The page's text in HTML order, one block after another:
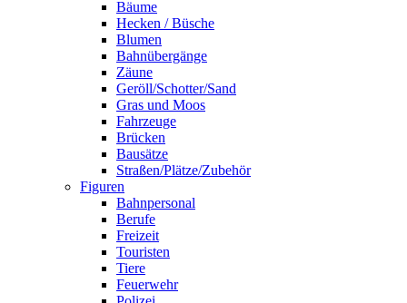
Bäume
Hecken / Büsche
Blumen
Bahnübergänge
Zäune
Geröll/Schotter/Sand
Gras und Moos
Fahrzeuge
Brücken
Bausätze
Straßen/Plätze/Zubehör
Figuren
Bahnpersonal
Berufe
Freizeit
Touristen
Tiere
Feuerwehr